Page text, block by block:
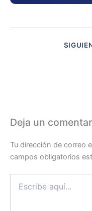
Deja un
Tu dirección de correo
campos obligatorios
aquí...